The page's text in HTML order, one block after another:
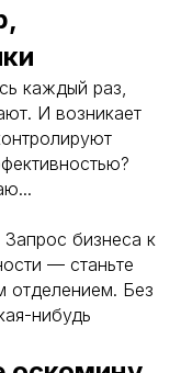
каждый раз,
И возникает
бизнеса к
— станьте
отделением. Без
нибудь